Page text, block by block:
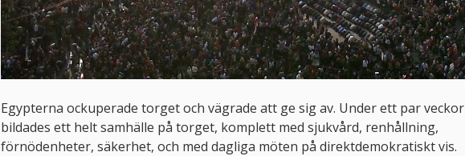
Egypterna ockuperade torget och vägrade att ge sig av. Under ett par veckor
bildades ett helt samhälle på torget, komplett med sjukvård, renhållning,
förnödenheter, säkerhet, och med dagliga möten på direktdemokratiskt vis.